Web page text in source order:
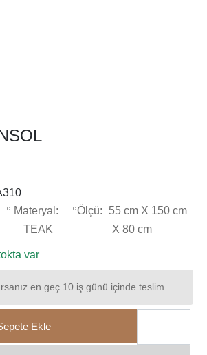
Materyal:
TEAK
Ölçü:
55 cm X 150 cm
X 80 cm
var
en geç 10 iş günü içinde teslim.
Ekle